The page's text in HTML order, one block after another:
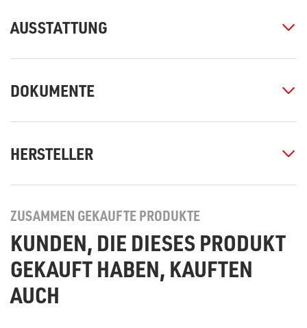
AUSSTATTUNG
DOKUMENTE
HERSTELLER
ZUSAMMEN GEKAUFTE PRODUKTE
KUNDEN, DIE DIESES PRODUKT
GEKAUFT HABEN, KAUFTEN
AUCH